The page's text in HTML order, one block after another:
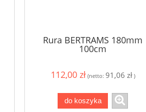
Rura BERTRAMS 180mm
100cm
112,00 zł (netto: 91,06 zł)
do koszyka